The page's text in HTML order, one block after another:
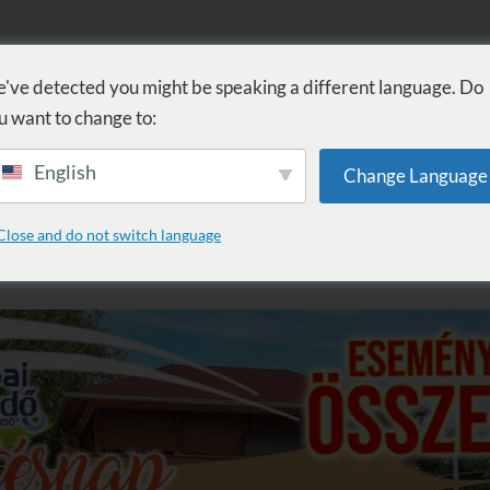
és Várkert
detected you might be speaking a different language. Do
want to change to:
English Change Language
and do not switch language